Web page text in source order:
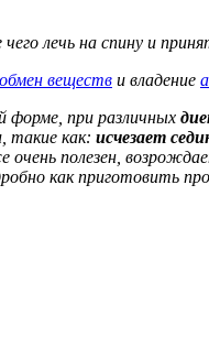
лечь на спину и
веществ и владение
форме, при различных
такие как: исчезает
очень полезен,
как приготовить